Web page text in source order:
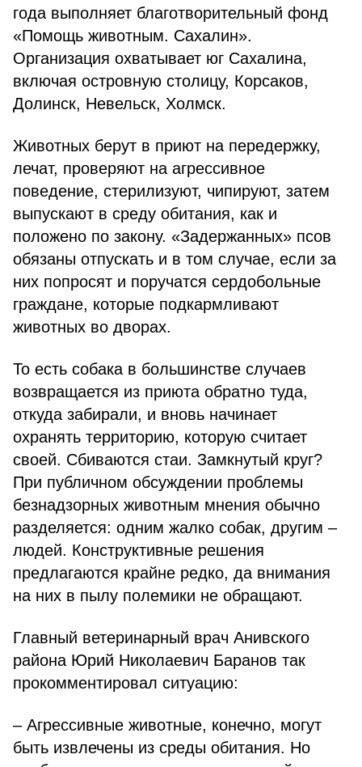
года выполняет благотворительный фонд
«Помощь животным. Сахалин».
Организация охватывает юг Сахалина,
включая островную столицу, Корсаков,
Долинск, Невельск, Холмск.
Животных берут в приют на передержку,
лечат, проверяют на агрессивное
поведение, стерилизуют, чипируют, затем
выпускают в среду обитания, как и
положено по закону. «Задержанных» псов
обязаны отпускать и в том случае, если за
них попросят и поручатся сердобольные
граждане, которые подкармливают
животных во дворах.
То есть собака в большинстве случаев
возвращается из приюта обратно туда,
откуда забирали, и вновь начинает
охранять территорию, которую считает
своей. Сбиваются стаи. Замкнутый круг?
При публичном обсуждении проблемы
безнадзорных животным мнения обычно
разделяется: одним жалко собак, другим –
людей. Конструктивные решения
предлагаются крайне редко, да внимания
на них в пылу полемики не обращают.
Главный ветеринарный врач Анивского
района Юрий Николаевич Баранов так
прокомментировал ситуацию:
– Агрессивные животные, конечно, могут
быть извлечены из среды обитания. Но